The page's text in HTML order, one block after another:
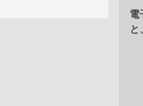
電
と